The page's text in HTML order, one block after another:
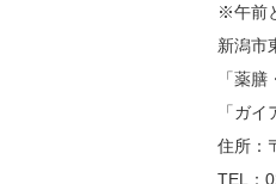
※午前
新潟市
「薬
「ガ
住所：
TEL：